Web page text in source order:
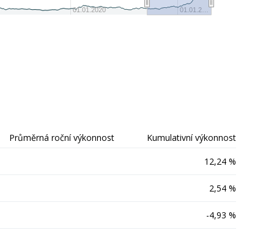
01.01.2020 01.01.2…
Průměrná roční výkonnost Kumulativní výkonnost
12,24 %
2,54 %
-4,93 %